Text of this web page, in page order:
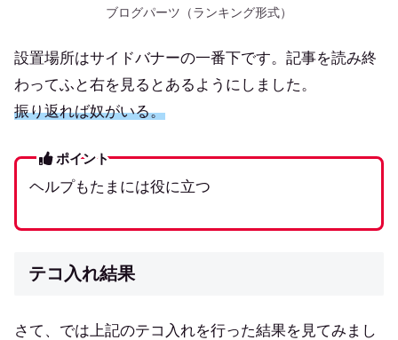
ブログパーツ（ランキング形式）
設置場所はサイドバナーの一番下です。記事を読み終
わってふと右を見るとあるようにしました。
振り返れば奴がいる。
ポイント
ヘルプもたまには役に立つ
テコ入れ結果
さて、では上記のテコ入れを行った結果を見てみまし